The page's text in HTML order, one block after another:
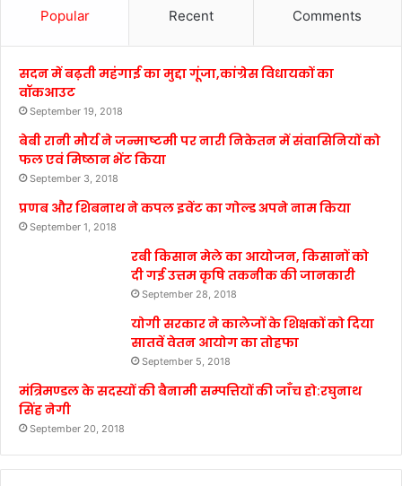
Popular Recent Comments
सदन में बढ़ती महंगाई का मुद्दा गूंजा,कांग्रेस विधायकों का
वॉकआउट
September 19, 2018
बेबी रानी मौर्य ने जन्माष्टमी पर नारी निकेतन में संवासिनियों को
फल एवं मिष्ठान भेंट किया
September 3, 2018
प्रणब और शिबनाथ ने कपल इवेंट का गोल्ड अपने नाम किया
September 1, 2018
रबी किसान मेले का आयोजन, किसानों को
दी गई उत्तम कृषि तकनीक की जानकारी
September 28, 2018
योगी सरकार ने कालेजों के शिक्षकों को दिया
सातवें वेतन आयोग का तोहफा
September 5, 2018
मंत्रिमण्डल के सदस्यों की बैनामी सम्पत्तियों की जाँच हो:रघुनाथ
सिंह नेगी
September 20, 2018